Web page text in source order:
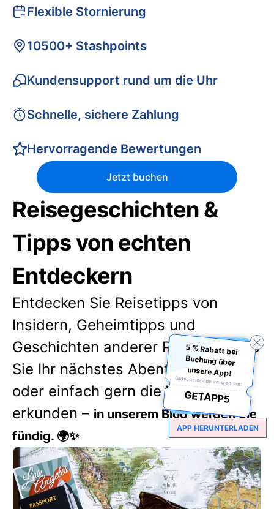
Flexible Stornierung
10500+ Stashpoints
Kundensupport rund um die Uhr
Schnelle, sichere Zahlung
Hervorragende Bewertungen
Jetzt buchen
Reisegeschichten &
Tipps von echten
Entdeckern
Entdecken Sie Reisetipps von
Insidern, Geheimtipps und
Geschichten anderer Reisender. Ob
Sie Ihr nächstes Abenteuer planen
oder einfach gern die Welt
erkunden – in unserem Blog werden Sie
fündig. 🌍✨
5 % Rabatt bei
Buchung über
unsere App!
Gutscheincode verwenden:
GETAPP5
APP HERUNTERLADEN